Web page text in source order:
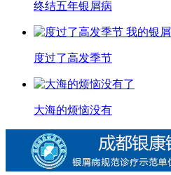
终结五年银屑病
度过了高发季节
大海的烦恼没有